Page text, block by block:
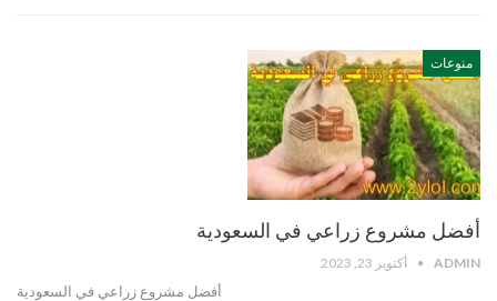
منوعات
أفضل مشروع زراعي في السعودية
ADMIN أكتوبر 23, 2023
أفضل مشروع زراعي في السعودية